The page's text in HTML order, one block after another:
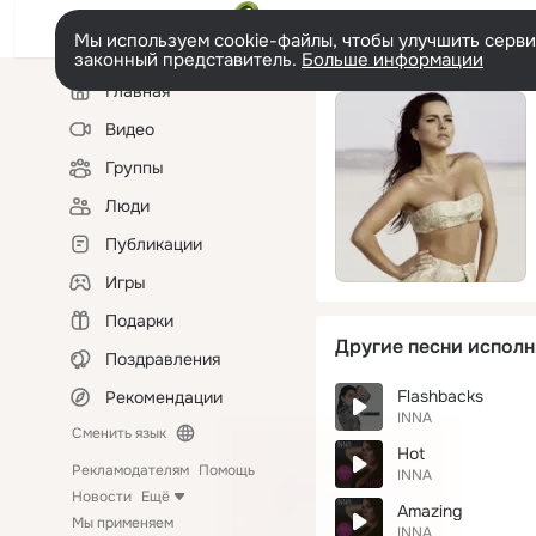
Мы используем cookie-файлы, чтобы улучшить
законный представитель. Больше информации
Левая
колонкаГлавная
Видео
Группы
Люди
Публикации
Игры
Подарки
Поздравления
Рекомендации
Сменить язык
Рекламодателям Помощь
Новости Ещё
Мы применяем
Другие песни
Flashbacks
INNA
Hot
INNA
Amazing